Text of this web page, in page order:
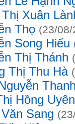
Xuân
Thọ (23/
Song Hiếu
Thị Thánh
Thị Thu Hà
Hồng Uyên
Sang